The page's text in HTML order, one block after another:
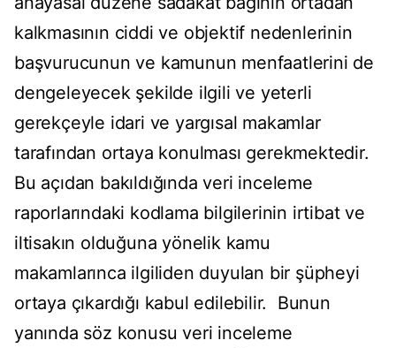
kalkmasının ciddi ve objektif nedenlerinin
başvurucunun ve kamunun menfaatlerini de
dengeleyecek şekilde ilgili ve yeterli
gerekçeyle idari ve yargısal makamlar
tarafından ortaya konulması gerekmektedir.
Bu açıdan bakıldığında veri inceleme
raporlarındaki kodlama bilgilerinin irtibat ve
iltisakın olduğuna yönelik kamu
makamlarınca ilgiliden duyulan bir şüpheyi
ortaya çıkardığı kabul edilebilir. Bunun
yanında söz konusu veri inceleme